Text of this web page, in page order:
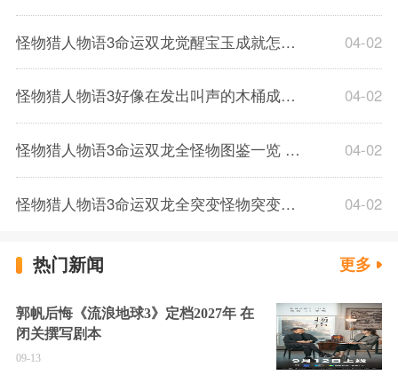
怪物猎人物语3命运双龙觉醒宝玉成就怎么解锁 怪物猎人物语3觉醒宝玉成就解锁方法 04-02
怪物猎人物语3好像在发出叫声的木桶成就快速解锁方法 怪物猎人物语3木桶艾露猫速刷方法 04-02
怪物猎人物语3命运双龙全怪物图鉴一览 怪物猎人物语3命运双龙全怪物图鉴分享 04-02
怪物猎人物语3命运双龙全突变怪物突变条件一览 怪物猎人物语3怪物突变条件汇总 04-02
热门新闻 更多
郭帆后悔《流浪地球3》定档2027年 在
闭关撰写剧本
09-13